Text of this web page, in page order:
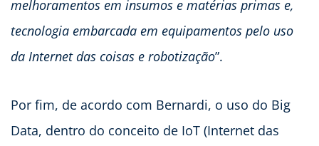
melhoramentos em insumos e matérias primas e,
tecnologia embarcada em equipamentos pelo uso
da Internet das coisas e robotização”.
Por fim, de acordo com Bernardi, o uso do Big
Data, dentro do conceito de IoT (Internet das